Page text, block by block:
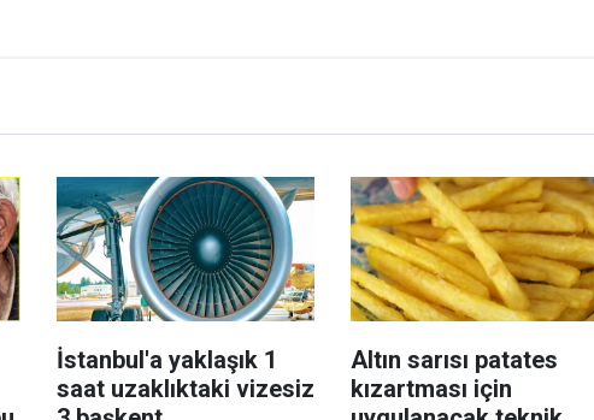
İstanbul'a yaklaşık 1
saat uzaklıktaki vizesiz
Altın sarısı patates
kızartması için